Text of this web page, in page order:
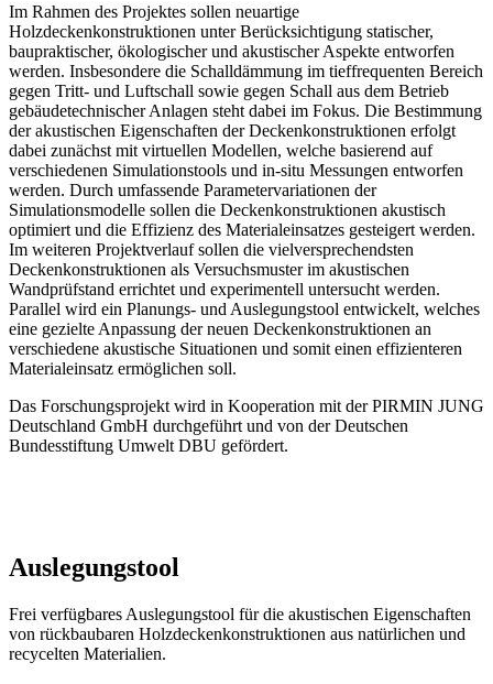
Im Rahmen des Projektes sollen neuartige
Holzdeckenkonstruktionen unter Berücksichtigung statischer,
baupraktischer, ökologischer und akustischer Aspekte entworfen
werden. Insbesondere die Schalldämmung im tieffrequenten Bereich
gegen Tritt- und Luftschall sowie gegen Schall aus dem Betrieb
gebäudetechnischer Anlagen steht dabei im Fokus. Die Bestimmung
der akustischen Eigenschaften der Deckenkonstruktionen erfolgt
dabei zunächst mit virtuellen Modellen, welche basierend auf
verschiedenen Simulationstools und in-situ Messungen entworfen
werden. Durch umfassende Parametervariationen der
Simulationsmodelle sollen die Deckenkonstruktionen akustisch
optimiert und die Effizienz des Materialeinsatzes gesteigert werden.
Im weiteren Projektverlauf sollen die vielversprechendsten
Deckenkonstruktionen als Versuchsmuster im akustischen
Wandprüfstand errichtet und experimentell untersucht werden.
Parallel wird ein Planungs- und Auslegungstool entwickelt, welches
eine gezielte Anpassung der neuen Deckenkonstruktionen an
verschiedene akustische Situationen und somit einen effizienteren
Materialeinsatz ermöglichen soll.
Das Forschungsprojekt wird in Kooperation mit der PIRMIN JUNG
Deutschland GmbH durchgeführt und von der Deutschen
Bundesstiftung Umwelt DBU gefördert.
Auslegungstool
Frei verfügbares Auslegungstool für die akustischen Eigenschaften
von rückbaubaren Holzdeckenkonstruktionen aus natürlichen und
recycelten Materialien.